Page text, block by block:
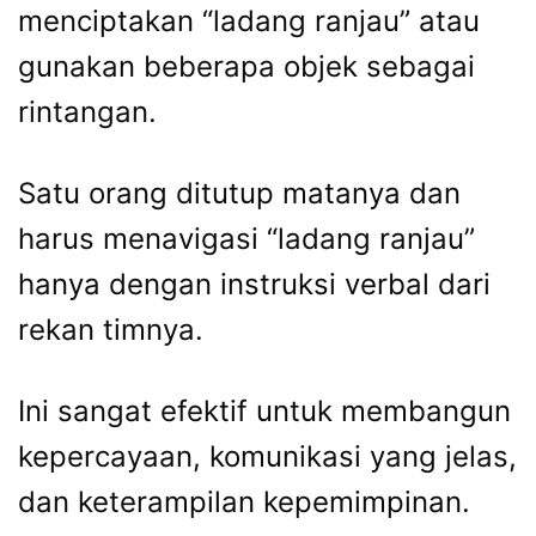
menciptakan “ladang ranjau” atau
gunakan beberapa objek sebagai
rintangan.
Satu orang ditutup matanya dan
harus menavigasi “ladang ranjau”
hanya dengan instruksi verbal dari
rekan timnya.
Ini sangat efektif untuk membangun
kepercayaan, komunikasi yang jelas,
dan keterampilan kepemimpinan.